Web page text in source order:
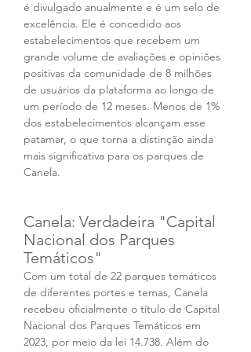
é divulgado anualmente e é um selo de
excelência. Ele é concedido aos
estabelecimentos que recebem um
grande volume de avaliações e opiniões
positivas da comunidade de 8 milhões
de usuários da plataforma ao longo de
um período de 12 meses. Menos de 1%
dos estabelecimentos alcançam esse
patamar, o que torna a distinção ainda
mais significativa para os parques de
Canela.
Canela: Verdadeira "Capital
Nacional dos Parques
Temáticos"
Com um total de 22 parques temáticos
de diferentes portes e temas, Canela
recebeu oficialmente o título de Capital
Nacional dos Parques Temáticos em
2023, por meio da lei 14.738. Além do